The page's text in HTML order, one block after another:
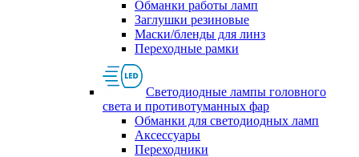
Обманки работы ламп
Заглушки резиновые
Маски/бленды для линз
Переходные рамки
Светодиодные лампы головного
света и противотуманных фар
Обманки для светодиодных ламп
Аксессуары
Переходники